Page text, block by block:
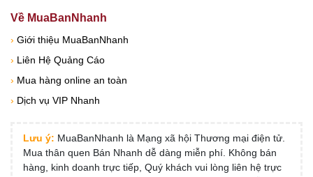
Về MuaBanNhanh
› Giới thiệu MuaBanNhanh
› Liên Hệ Quảng Cáo
› Mua hàng online an toàn
› Dịch vụ VIP Nhanh
Lưu ý: MuaBanNhanh là Mạng xã hội Thương mại điện tử.
Mua thân quen Bán Nhanh dễ dàng miễn phí. Không bán
hàng, kinh doanh trực tiếp, Quý khách vui lòng liên hệ trực